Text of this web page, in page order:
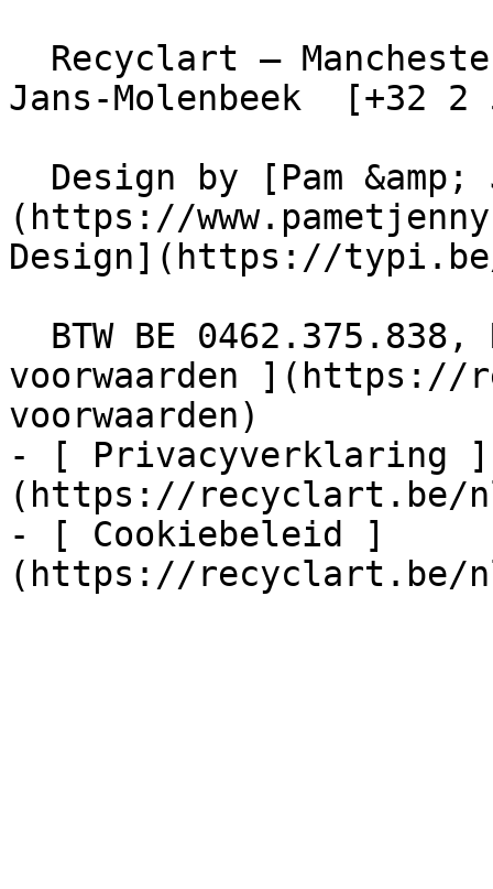
Jans-Molenbeek  [+32
(https://
Design](https://
voorwaarden ](https://
voorwaarden)
- [ Privacyverklaring ]
(https://recyclart.be/
- [ Cookiebeleid ]